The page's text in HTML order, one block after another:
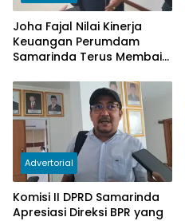
Joha Fajal Nilai Kinerja
Keuangan Perumdam
Samarinda Terus Membaik,
Subsidi Berkurang
Advertorial
Komisi II DPRD Samarinda
Apresiasi Direksi BPR yang